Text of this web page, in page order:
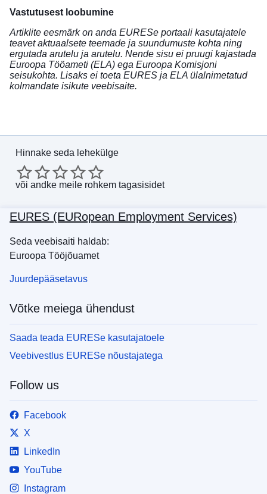
Vastutusest loobumine
Artiklite eesmärk on anda EURESe portaali kasutajatele
teavet aktuaalsete teemade ja suundumuste kohta ning
ergutada arutelu ja arutelu. Nende sisu ei pruugi kajastada
Euroopa Tööameti (ELA) ega Euroopa Komisjoni
seisukohta. Lisaks ei toeta EURES ja ELA ülalnimetatud
kolmandate isikute veebisaite.
Hinnake seda lehekülge
või andke meile rohkem tagasisidet
EURES (EURopean Employment Services)
Seda veebisaiti haldab:
Euroopa Tööjõuamet
Juurdepääsetavus
Võtke meiega ühendust
Saada teada EURESe kasutajatoele
Veebivestlus EURESe nõustajatega
Follow us
Facebook
X
LinkedIn
YouTube
Instagram